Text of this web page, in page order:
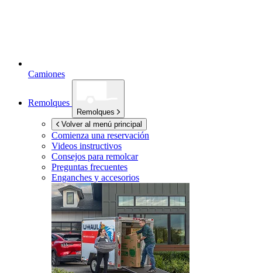
Camiones
Remolques
Remolques
Volver al menú principal
Comienza una reservación
Videos instructivos
Consejos para remolcar
Preguntas frecuentes
Enganches y accesorios